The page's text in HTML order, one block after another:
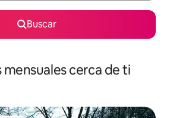
Buscar
cerca de ti